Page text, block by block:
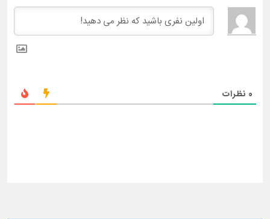
0 نظرات